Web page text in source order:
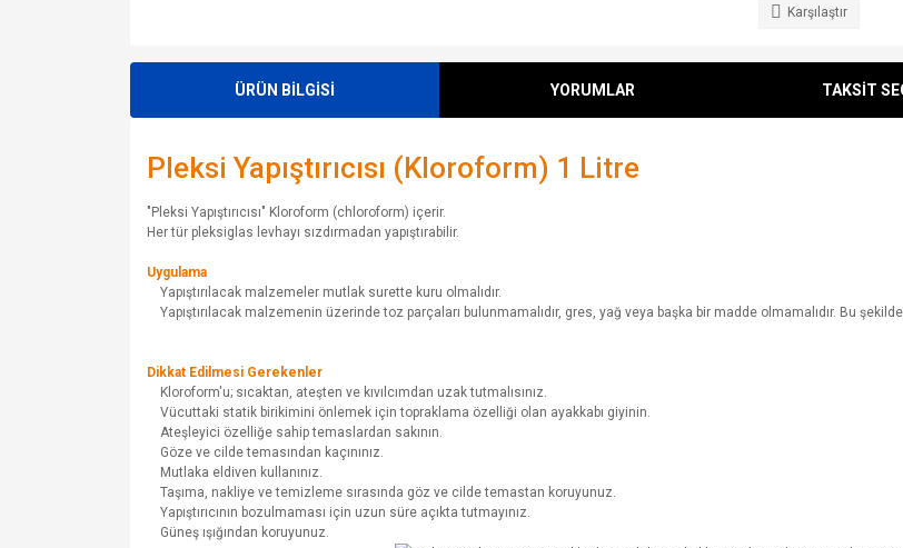
Karşılaştır
ÜRÜN BİLGİSİ YORUMLAR TAKSİT
Pleksi Yapıştırıcısı (Kloroform) 1 Litre
"Pleksi Yapıştırıcısı" Kloroform (chloroform) içerir.
Her tür pleksiglas levhayı sızdırmadan yapıştırabilir.
Uygulama
Yapıştırılacak malzemeler mutlak surette kuru olmalıdır.
Yapıştırılacak malzemenin üzerinde toz parçaları bulunmamalıdır, gres, yağ veya başka bir madde olmamalıdır. Bu
Dikkat Edilmesi Gerekenler
Kloroform'u; sıcaktan, ateşten ve kıvılcımdan uzak tutmalısınız.
Vücuttaki statik birikimini önlemek için topraklama özelliği olan ayakkabı giyinin.
Ateşleyici özelliğe sahip temaslardan sakının.
Göze ve cilde temasından kaçınınız.
Mutlaka eldiven kullanınız.
Taşıma, nakliye ve temizleme sırasında göz ve cilde temastan koruyunuz.
Yapıştırıcının bozulmaması için uzun süre açıkta tutmayınız.
Güneş ışığından koruyunuz.